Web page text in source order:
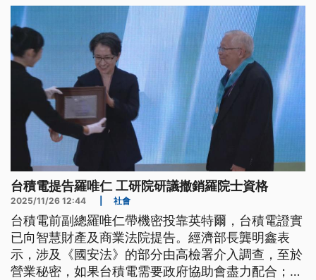
台積電提告羅唯仁 工研院研議撤銷羅院士資格
2025/11/26 12:44 社會
台積電前副總羅唯仁帶機密投靠英特爾，台積電證實
已向智慧財產及商業法院提告。經濟部長龔明鑫表
示，涉及《國安法》的部分由高檢署介入調查，至於
營業秘密，如果台積電需要政府協助會盡力配合；並